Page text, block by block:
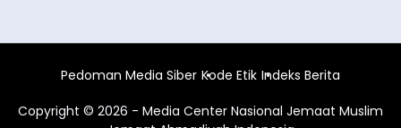
Pedoman Media Siber Kode Etik Indeks Berita
Copyright © 2026 - Media Center Nasional Jemaat Muslim